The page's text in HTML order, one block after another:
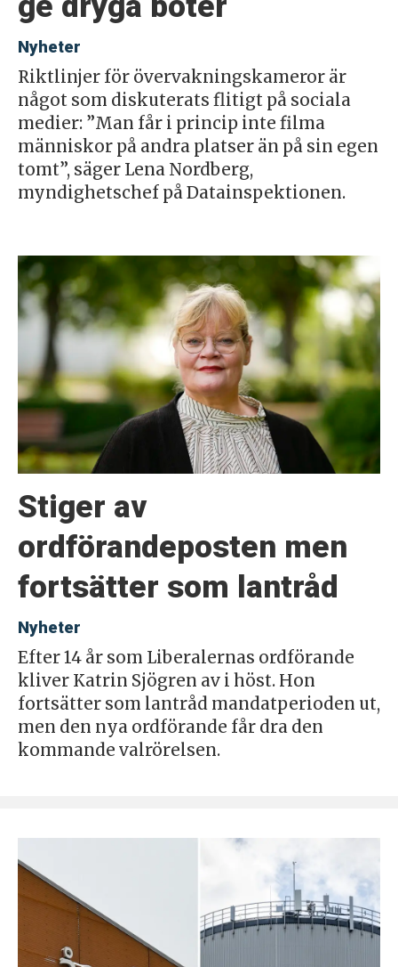
Nyheter
Riktlinjer för övervakningskameror är
något som diskuterats flitigt på sociala
medier: ”Man får i princip inte filma
människor på andra platser än på sin egen
tomt”, säger Lena Nordberg,
myndighetschef på Datainspektionen.
Stiger av
ordförandeposten men
fortsätter som lantråd
Nyheter
Efter 14 år som Liberalernas ordförande
kliver Katrin Sjögren av i höst. Hon
fortsätter som lantråd mandatperioden ut,
men den nya ordförande får dra den
kommande valrörelsen.